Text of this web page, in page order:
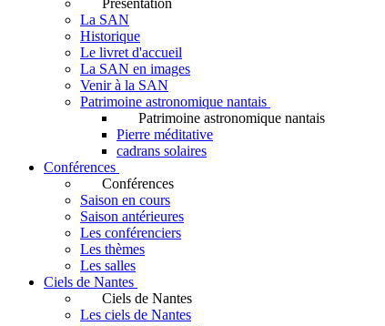
Présentation
La SAN
Historique
Le livret d'accueil
La SAN en images
Venir à la SAN
Patrimoine astronomique nantais
Patrimoine astronomique nantais
Pierre méditative
cadrans solaires
Conférences
Conférences
Saison en cours
Saison antérieures
Les conférenciers
Les thèmes
Les salles
Ciels de Nantes
Ciels de Nantes
Les ciels de Nantes